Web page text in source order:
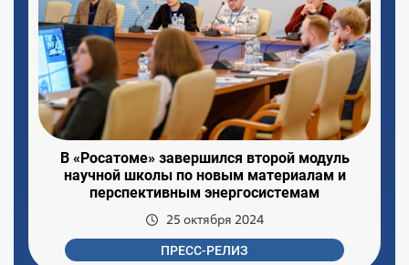
В «Росатоме» завершился второй модуль
научной школы по новым материалам и
перспективным энергосистемам
25 октября 2024
ПРЕСС-РЕЛИЗ